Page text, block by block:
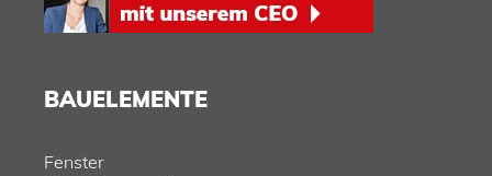
BAUELEMENTE
Fenster